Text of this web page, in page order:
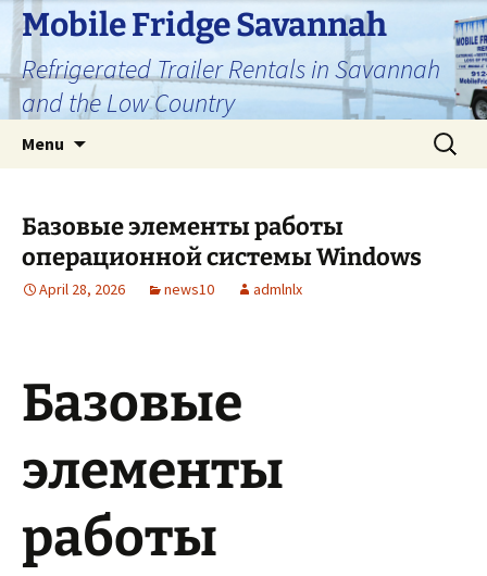
Skip
content
Mobile Fridge Savannah
Refrigerated Trailer Rentals in Savannah
and the Low Country
Menu
Search
for:
Базовые элементы работы
операционной системы Windows
April 28, 2026 news10 admlnlx
Базовые
элементы
работы